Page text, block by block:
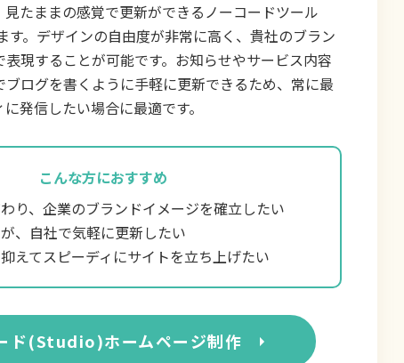
たままの感覚で更新ができるノーコードツール
す。デザインの自由度が非常に高く、貴社のブラン
表現することが可能です。お知らせやサービス内容
ログを書くように手軽に更新できるため、常に最
発信したい場合に最適です。
こんな方におすすめ
り、企業のブランドイメージを確立したい
、自社で気軽に更新したい
えてスピーディにサイトを立ち上げたい
ド(Studio)ホームページ制作